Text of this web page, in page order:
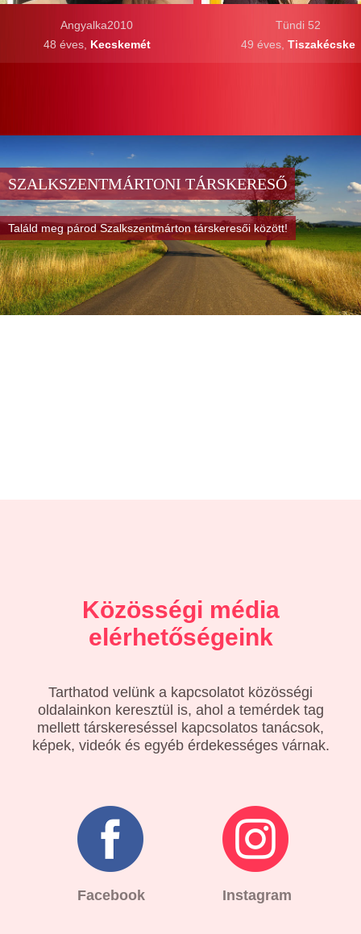
Angyalka2010
48 éves, Kecskemét
Tündi 52
49 éves, Tiszakécske
SZALKSZENTMÁRTONI TÁRSKERESŐ
Találd meg párod Szalkszentmárton társkeresői között!
Közösségi média
elérhetőségeink
Tarthatod velünk a kapcsolatot közösségi
oldalainkon keresztül is, ahol a temérdek tag
mellett társkereséssel kapcsolatos tanácsok,
képek, videók és egyéb érdekességes várnak.
Facebook Instagram